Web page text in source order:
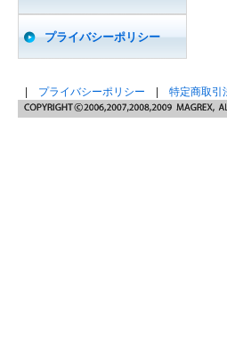
プライバシーポリシー
プライバシーポリシー 特定商取引